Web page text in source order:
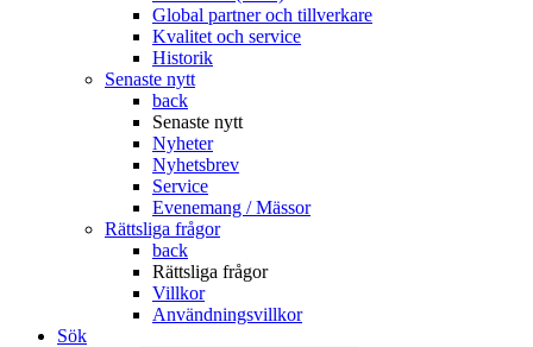
Global partner och tillverkare
Kvalitet och service
Historik
Senaste nytt
back
Senaste nytt
Nyheter
Nyhetsbrev
Service
Evenemang / Mässor
Rättsliga frågor
back
Rättsliga frågor
Villkor
Användningsvillkor
Sök